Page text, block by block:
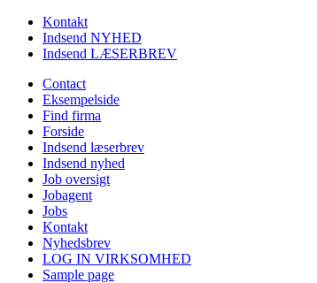
Kontakt
Indsend NYHED
Indsend LÆSERBREV
Contact
Eksempelside
Find firma
Forside
Indsend læserbrev
Indsend nyhed
Job oversigt
Jobagent
Jobs
Kontakt
Nyhedsbrev
LOG IN VIRKSOMHED
Sample page